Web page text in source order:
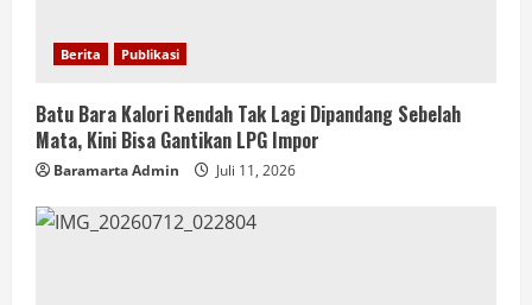
Berita Publikasi
Batu Bara Kalori Rendah Tak Lagi Dipandang Sebelah
Mata, Kini Bisa Gantikan LPG Impor
Baramarta Admin Juli 11, 2026